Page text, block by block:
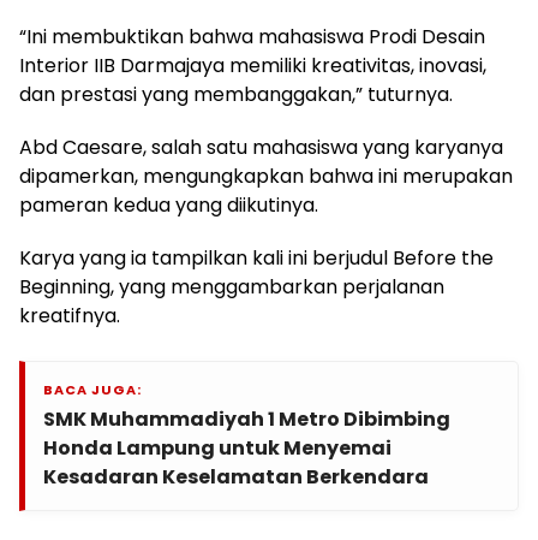
“Ini membuktikan bahwa mahasiswa Prodi Desain
Interior IIB Darmajaya memiliki kreativitas, inovasi,
dan prestasi yang membanggakan,” tuturnya.
Abd Caesare, salah satu mahasiswa yang karyanya
dipamerkan, mengungkapkan bahwa ini merupakan
pameran kedua yang diikutinya.
Karya yang ia tampilkan kali ini berjudul Before the
Beginning, yang menggambarkan perjalanan
kreatifnya.
BACA JUGA:
SMK Muhammadiyah 1 Metro Dibimbing
Honda Lampung untuk Menyemai
Kesadaran Keselamatan Berkendara